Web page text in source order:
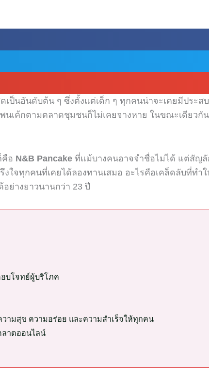
ป็นอันดับต้น ๆ ซึ่งตั้งแต่เด็ก ๆ ทุกคนน่าจะเคยมีประ
เค้กตามตลาดชุมชนก็ไม่เคยจางหาย ในขณะเดียวกั
คือ N&B Pancake ที่แม้บางคนอาจจำชื่อไม่ได้ แต่สัญ
จทุกคนที่เคยได้ลองทานเสมอ อะไรคือเคล็ดลับที่ทำ
ย่างยาวนานกว่า 23 ปี
บโจทย์ผู้บริโภค
ามสุข ความอร่อย และความสำเร็จให้ทุกคน
ลาดออนไลน์